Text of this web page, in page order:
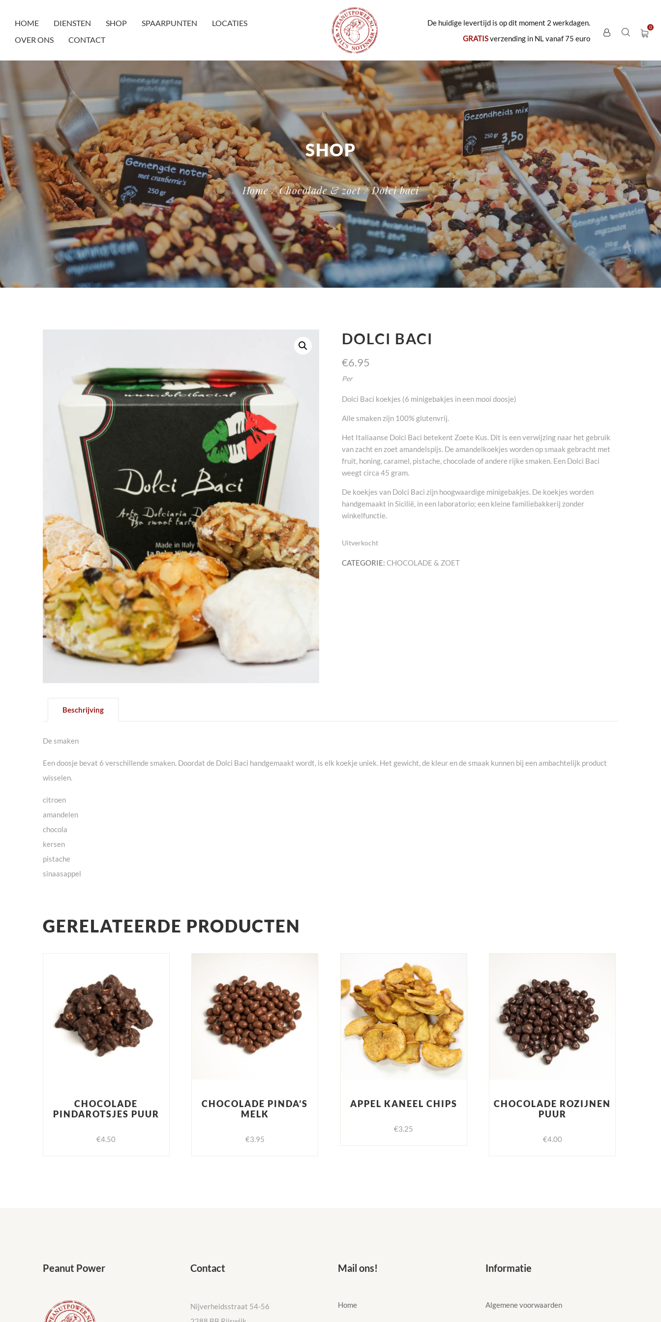
HOME DIENSTEN SHOP SPAARPUNTEN
LOCATIES
OVER ONS
CONTACT
De huidige levertijd is op dit moment 2 werkdagen.
GRATISverzending in NL vanaf 75 euro
SHOP
Home/Chocolade & zoet/ Dolci baci
DOLCI BACI
€6.95
Per
Dolci Baci koekjes (6 minigebakjes in een mooi doosje)
Alle smaken zijn 100% glutenvrij.
Het Italiaanse Dolci Baci betekent Zoete Kus. Dit is een verwijzing naar het gebruik
van zacht en zoet amandelspijs. De amandelkoekjes worden op smaak gebracht met
fruit, honing, caramel, pistache, chocolade of andere rijke smaken. Een Dolci Baci
weegt circa 45 gram.
De koekjes van Dolci Baci zijn hoogwaardige minigebakjes. De koekjes worden
handgemaakt in Sicilië, in een laboratorio; een kleine familiebakkerij zonder
winkelfunctie.
Uitverkocht
CATEGORIE:CHOCOLADE & ZOET
Beschrijving
De smaken
Een doosje bevat 6 verschillende smaken. Doordat de Dolci Baci handgemaakt wordt, is elk koekje uniek. Het gewicht, de kleur en de smaak kunnen bij een ambachtelijk product
wisselen.
citroen
amandelen
chocola
kersen
pistache
sinaasappel
GERELATEERDE PRODUCTEN
CHOCOLADE
PINDAROTSJES PUUR
€4.50
CHOCOLADE PINDA’S
MELK
€3.95
APPEL KANEEL CHIPS
€3.25
CHOCOLADE ROZIJNEN
PUUR
€4.00
Peanut Power Contact
Nijverheidsstraat 54-56
Mail ons!
Home
Informatie
Algemene voorwaarden